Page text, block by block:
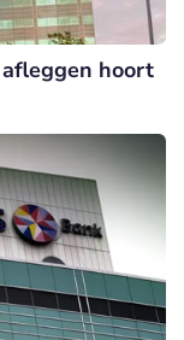
hoort